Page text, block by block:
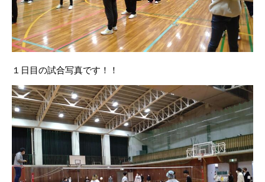
１日目の試合写真です！！